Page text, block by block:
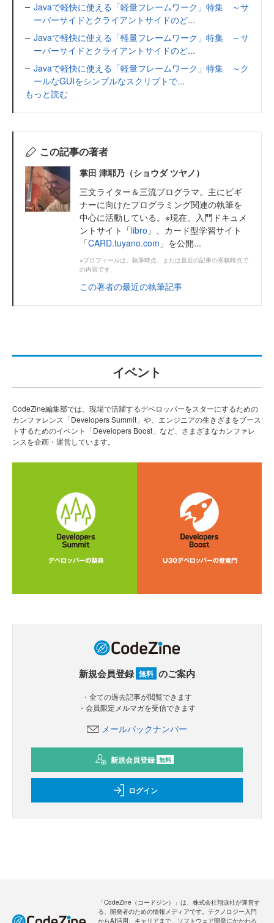
Javaで軽快に使える「軽量フレームワーク」特集 ～サ
ーバーサイドとクライアントサイドのど...
Javaで軽快に使える「軽量フレームワーク」特集 ～サ
ーバーサイドとクライアントサイドのど...
Javaで軽快に使える「軽量フレームワーク」特集 ～ク
ールなGUIをシンプルなスクリプトで...
もっと読む
この記事の著者
掌田 津耶乃（ショウダ ツヤノ）
三文ライター＆三流プログラマ。主にビギ
ナーに向けたプログラミング関連の執筆を
中心に活動している。※現在、入門ドキュメ
ントサイト「libro 」、カード型学習サイト
「CARD.tuyano.com 」を公開...
※プロフィールは、執筆時点、または直近の記事の寄稿時点で
の内容です
この著者の最近の執筆記事
イベント
CodeZine編集部では、現場で活躍するデベロッパーをスターにするための
カンファレンス「Developers Summit」や、エンジニアの生きざまをブース
トするためのイベント「Developers Boost」など、さまざまなカンファレ
ンスを企画・運営しています。
新規会員登録 無料 のご案内
・全ての過去記事が閲覧できます
・会員限定メルマガを受信できます
メールバックナンバー
新規会員登録 無料
ログイン
「CodeZine（コードジン）」は、株式会社翔泳社が運営す
る、開発者のための情報メディアです。テクノロジー入門
からAI活用、キャリアまで、ソフトウェア開発にかかわる